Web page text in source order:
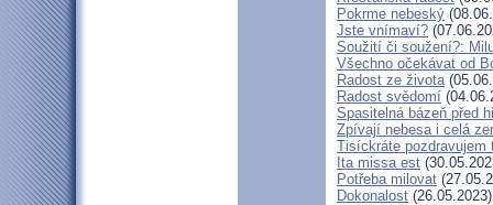
Pokrme nebeský
Jste vnímaví?
Soužití či soužení?:
Všechno očekávat od
Radost ze života
Radost svědomí
Spasitelná bázeň před
Zpívají nebesa i celá
Tisíckráte pozdravujem
Ita missa est
Potřeba milovat
Dokonalost (26.05.2023)